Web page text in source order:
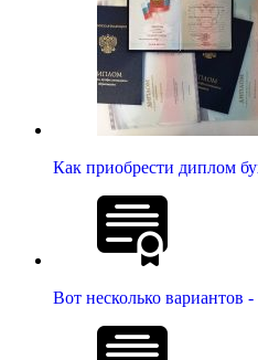
Как приобрести диплом
Вот несколько вариантов